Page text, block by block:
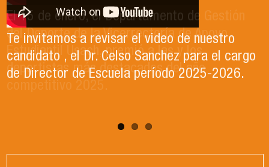
El 15 de enero, el Departamento de Gestión
del Deporte de la Vicerrectoría de Apoyo
Estudiantil Usach, premió a las y los
deportistas más destacados del año
competitivo 2025.
En este segundo capítulo conoceremos el
Proyecto Ludo Inclusión, liderado por el
profesor Claudio Farías y estudiantes de
Pedagogía en Educación Física de la Facultad
de Ciencias Médicas de la Uni
Te invitamos a revisar el video de nuestro
candidato , el Dr. Celso Sanchez para el cargo
de Director de Escuela período 2025-2026.